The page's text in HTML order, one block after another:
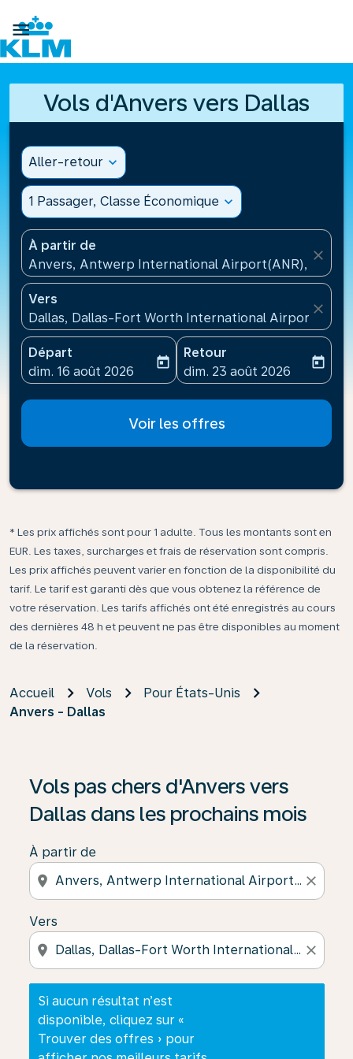

Vols d'Anvers vers Dallas
Aller-retour expand_more
1 Passager, Classe Économique expand_more
À partir de
Anvers, Antwerp International Airport(ANR),
close
Vers
Dallas, Dallas-Fort Worth International
close
Départ
fc-booking-departure-date-aria-label
dim. 16 août 2026
today
Retour
fc-booking-return-date-
dim. 23 août 2026
today
Voir les offres
* Les prix affichés sont pour 1 adulte. Tous les montants sont en
EUR. Les taxes, surcharges et frais de réservation sont compris.
Les prix affichés peuvent varier en fonction de la disponibilité du
tarif. Le tarif est garanti dès que vous obtenez la référence de
votre réservation. Les tarifs affichés ont été enregistrés au cours
des dernières 48 h et peuvent ne pas être disponibles au moment
de la réservation.
Accueil Vols
Pour États-Unis
Anvers - Dallas
Vols pas chers d'Anvers vers
Dallas dans les prochains mois
À partir de
location_on close
Vers
location_on close
Si aucun résultat n’est
disponible, cliquez sur «
Trouver des offres » pour
Si aucun résultat n’est disponible, cliquez sur «